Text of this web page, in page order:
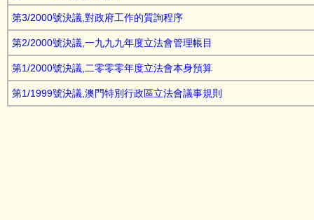
第3/2000號決議,對政府工作的質詢程序
第2/2000號決議,一九九九年度立法會管理帳目
第1/2000號決議,二零零零年度立法會本身預算
第1/1999號決議,澳門特別行政區立法會議事規則